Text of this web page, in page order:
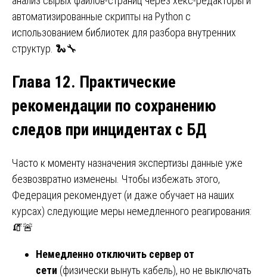
автоматизированные скрипты на Python с
использованием библиотек для разбора внутренних
структур. 🐍🔧
Глава 12. Практические
рекомендации по сохранению
следов при инцидентах с БД
Часто к моменту назначения экспертизы данные уже
безвозвратно изменены. Чтобы избежать этого,
Федерация рекомендует (и даже обучает на наших
курсах) следующие меры немедленного реагирования:
🧯🚨
Немедленно отключить сервер от
сети (физически вынуть кабель), но не выключать